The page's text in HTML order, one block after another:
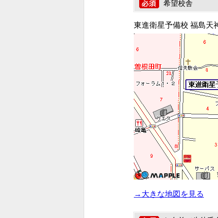
希望校舎
東進衛星予備校 福島天
→大きな地図を見る